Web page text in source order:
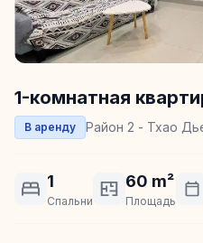
1-комнатная
В аренду Район 2 - Тхао
1
Спальни
60 m²
Площадь